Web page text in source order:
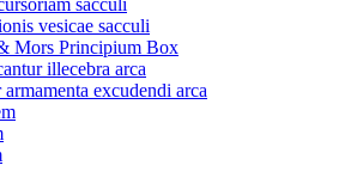
vesicae sacculi
Mors Principium Box
illecebra arca
armamenta excudendi arca